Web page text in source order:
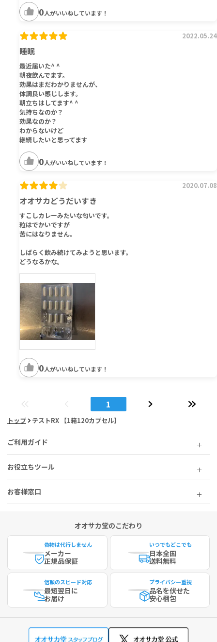
0人がいいねしています！
睡眠
2022.05.24
最近届いた^ ^
朝夜飲んでます。
効果はまだわかりませんが、
体調良い感じします。
朝立ちはしてます^ ^
気持ちなのか？
効果なのか？
わからないけど
継続したいと思ってます
0人がいいねしています！
オオサカどうだいすき
2020.07.08
すこしカレーみたいな匂いです。
粒はでかいですが
苦にはなりません。
しばらく飲み続けてみようと思います。
どうなるかな。
0人がいいねしています！
1
トップ テストRX 【1箱120カプセル】
ご利用ガイド
お役立ちツール
お客様窓口
オオサカ堂のこだわり
偽物は代行しません
メーカー
正規品保証
いつでもどこでも
日本全国
送料無料
信頼のスピード対応
最短翌日に
お届け
プライバシー重視
品名を伏せた
安心梱包